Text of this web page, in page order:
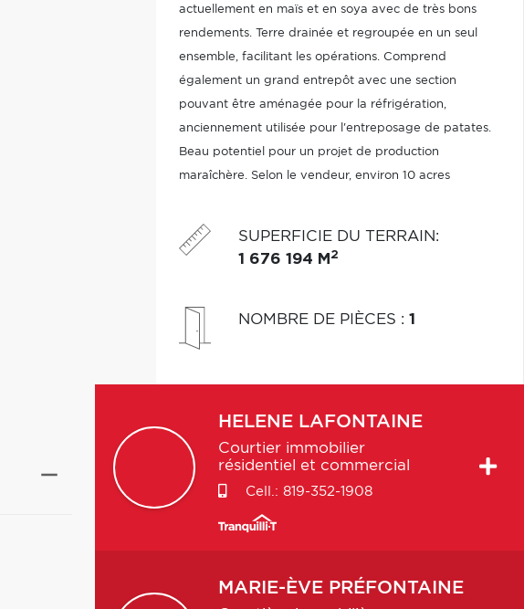
actuellement en maïs et en soya avec de très bons
rendements. Terre drainée et regroupée en un seul
ensemble, facilitant les opérations. Comprend
également un grand entrepôt avec une section
pouvant être aménagée pour la réfrigération,
anciennement utilisée pour l'entreposage de patates.
Beau potentiel pour un projet de production
maraîchère. Selon le vendeur, environ 10 acres
superficie cultivable.
SUPERFICIE DU TERRAIN:
1 676 194 M 2
NOMBRE DE PIÈCES : 1
HELENE LAFONTAINE
Courtier immobilier
résidentiel et commercial
Cell.: 819-352-1908
MARIE-ÈVE PRÉFONTAINE